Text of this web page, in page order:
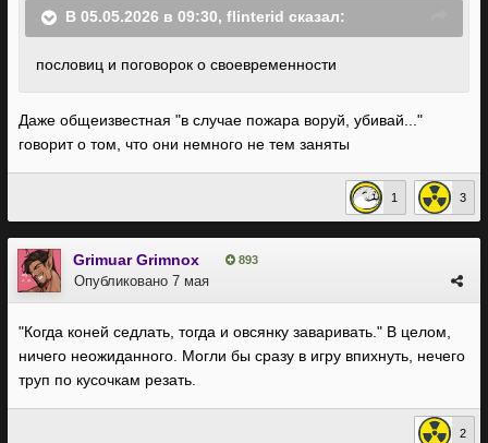
В 05.05.2026 в 09:30, flinterid сказал:
пословиц и поговорок о своевременности
Даже общеизвестная "в случае пожара воруй, убивай..."
говорит о том, что они немного не тем заняты
1 3
Grimuar Grimnox 893
Опубликовано 7 мая
"Когда коней седлать, тогда и овсянку заваривать." В целом,
ничего неожиданного. Могли бы сразу в игру впихнуть, нечего
труп по кусочкам резать.
2